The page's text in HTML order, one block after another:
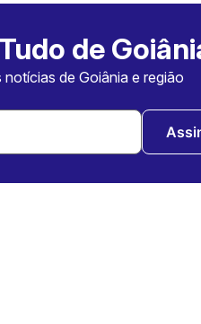
de
notícias de Goiânia e região